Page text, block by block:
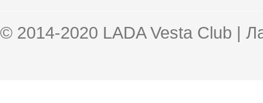
© 2014-2020 LADA Vesta Club |